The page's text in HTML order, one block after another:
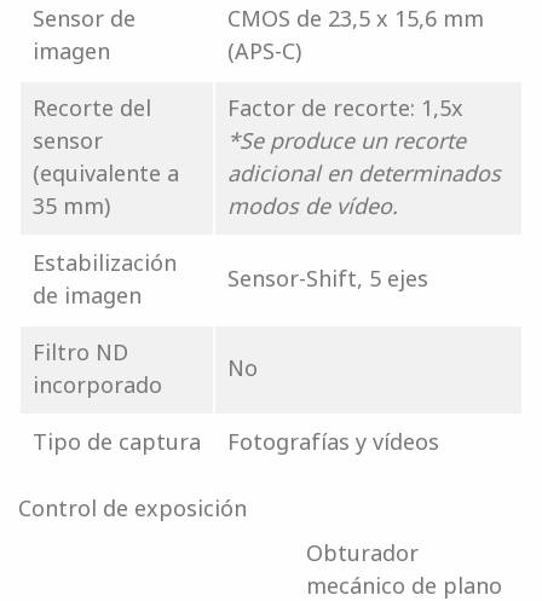
Sensor de
imagen
CMOS de 23,5 x 15,6 mm
(APS-C)
Recorte del
sensor
(equivalente a
35 mm)
Factor de recorte: 1,5x
*Se produce un recorte
adicional en determinados
modos de vídeo.
Estabilización
de imagen
Sensor-Shift, 5 ejes
Filtro ND
incorporado
No
Tipo de captura Fotografías y vídeos
Control de exposición
Obturador
mecánico de plano